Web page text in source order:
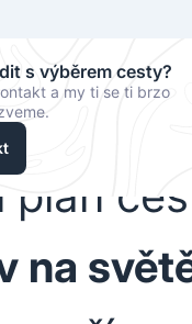
s výběrem cesty?
a my ti se ti brzo
plán
na